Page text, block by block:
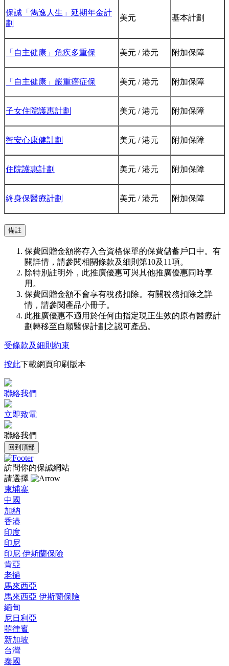
保誠「雋逸人生」延期年金計
劃
美元 基本計劃
「自主健康」危疾多重保 美元 / 港元 附加保障
「自主健康」嚴重癌症保 美元 / 港元 附加保障
子女住院護惠計劃 美元 / 港元 附加保障
智安心康健計劃 美元 / 港元 附加保障
住院護惠計劃 美元 / 港元 附加保障
終身保醫療計劃 美元 / 港元 附加保障
備註
保費回贈金額將存入合資格保單的保費儲蓄戶口中。有
關詳情，請參閱相關條款及細則第10及11項。
除特別註明外，此推廣優惠可與其他推廣優惠同時享
用。
保費回贈金額不會享有稅務扣除。有關稅務扣除之詳
情，請參閱產品小冊子。
此推廣優惠不適用於任何由指定現正生效的原有醫療計
劃轉移至自願醫保計劃之認可產品。
受條款及細則約束
按此下載網頁印刷版本
聯絡我們
立即致電
聯絡我們
回到頂部
訪問你的保誠網站
請選擇
柬埔寨
中國
加納
香港
印度
印尼
印尼 伊斯蘭保險
肯亞
老撾
馬來西亞
馬來西亞 伊斯蘭保險
緬甸
尼日利亞
菲律賓
新加坡
台灣
泰國